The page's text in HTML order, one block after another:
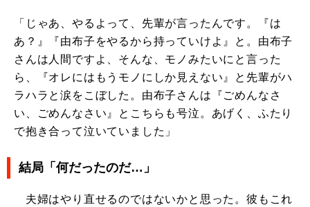
「じゃあ、やるよって、先輩が言ったんです。『は
あ？』『由布子をやるから持っていけよ』と。由布子
さんは人間ですよ、そんな、モノみたいにと言った
ら、『オレにはもうモノにしか見えない』と先輩がハ
ラハラと涙をこぼした。由布子さんは『ごめんなさ
い、ごめんなさい』とこちらも号泣。あげく、ふたり
で抱き合って泣いていました」
結局「何だったのだ…」
夫婦はやり直せるのではないかと思った。彼もこれ